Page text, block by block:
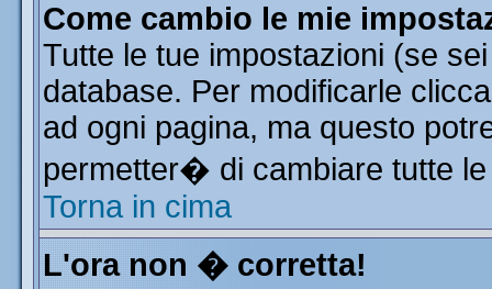
Come cambio le mie
Tutte le tue impostazioni (se
database. Per modificarle
ad ogni pagina, ma questo
permetter� di cambiare tutte
Torna in cima
L'ora non � corretta!